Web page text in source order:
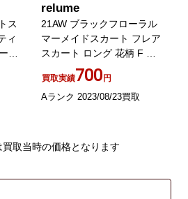
ス
ィ
キ
relume
21AW ブラックフローラル
マーメイドスカート フレア
スカート ロング 花柄 F 黒
ブラック
買取実績700円
Aランク 2023/08/23買取
取当時の価格となります